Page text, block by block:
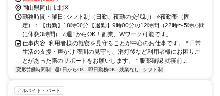
【車でお越しの場合】 岡山市役所より車で28分 山陽自動車道『岡山
IC』より車で27分
岡山県岡山市北区
勤務時間・曜日: シフト制（日勤、夜勤の交代制） ⭐️夜勤帯（固
定）：【出勤】18時00分【退勤】9時00分の12時間（22時〜5時の間
に休憩3時間） ⭐️週1からOK！副業、Wワーク可能です。 ...
仕事内容: 利用者様の就寝を見守ることが中心のお仕事です。 * 日常
生活の支援・声かけ 夜間の見守り、消灯後など利用者様にお困りご
とがあった際のサポートをお願いします。 * 服薬確認 就寝前...
変形労働時間制 週1日からOK 即日勤務OK 残業なし シフト制
アルバイト・パート